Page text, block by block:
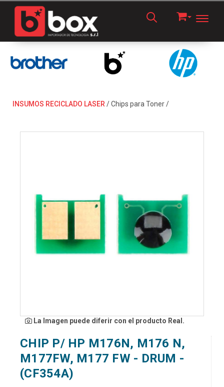
INSUMOS RECICLADO LASER/Chips para Toner/
La Imagen puede diferir con el producto Real.
CHIP P/ HP M176N, M176 N,
M177FW, M177 FW - DRUM -
(CF354A)